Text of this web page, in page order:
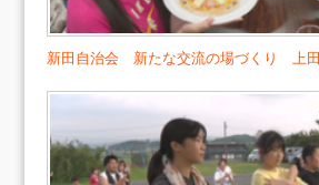
新田自治会 新たな交流の場づくり 上